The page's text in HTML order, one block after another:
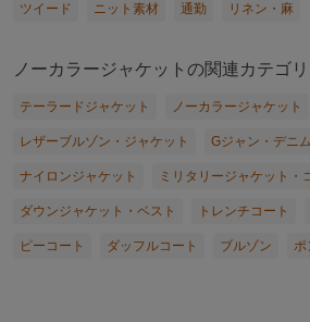
ツイード ニット素材 通勤 リネン・麻
ノーカラージャケットの関連カテゴ
テーラードジャケット ノーカラージャケット
レザーブルゾン・ジャケット Gジャン・デニ
ナイロンジャケット ミリタリージャケット・
ダウンジャケット・ベスト トレンチコート
ピーコート ダッフルコート ブルゾン ポ